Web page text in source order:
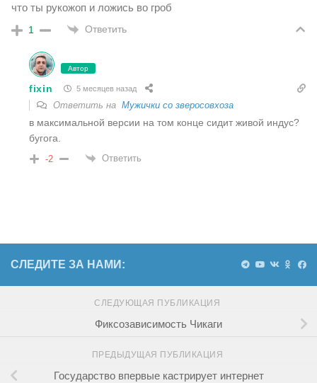
что ты рукожоп и ложись во гроб
1 Ответить
Автор
fixin 5 месяцев назад
Ответить на Мужички со зверосовхоза
в максимальной версии на том конце сидит живой индус?
бугога.
-2 Ответить
СЛЕДИТЕ ЗА НАМИ:
СЛЕДУЮЩАЯ ПУБЛИКАЦИЯ
Фиксозависимость Чикаги
ПРЕДЫДУЩАЯ ПУБЛИКАЦИЯ
Государство впервые кастрирует интернет